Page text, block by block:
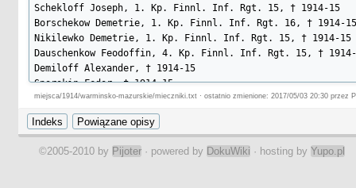
Schekloff Joseph, 1. Kp. Finnl. Inf. Rgt. 15, † 1914-15
Borschekow Demetrie, 1. Kp. Finnl. Inf. Rgt. 16, † 1914-15
Nikilewko Demetrie, 1. Kp. Finnl. Inf. Rgt. 15, † 1914-15
Dauschenkow Feodoffin, 4. Kp. Finnl. Inf. Rgt. 15, † 1914-
Demiloff Alexander, † 1914-15
Sporokin Fedor, † 1914-15
Rodin Peter, † 1914-15
miejsca/1914/warminsko-mazurskie/mieczniki.txt · ostatnio zmienione: 2017/05/03 20:30 przez
©2005-2010 by Pijoter · powered by DokuWiki · hosting by Yupo.pl